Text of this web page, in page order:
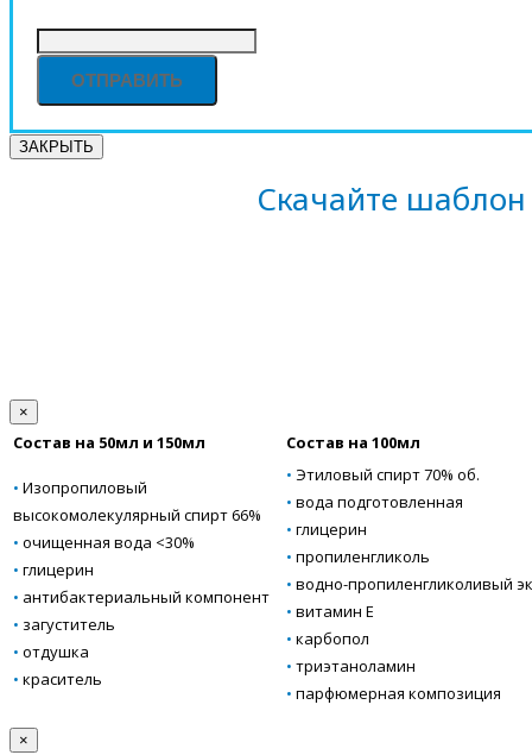
ЗАКРЫТЬ
Скачайте
×
Состав на 50мл и 150мл Состав на 100мл
• Изопропиловый
высокомолекулярный спирт 66%
• очищенная вода <30%
• глицерин
• антибактериальный компонент
• загуститель
• отдушка
• краситель
• Этиловый спирт 70% об.
• вода подготовленная
• глицерин
• пропиленгликоль
• водно-пропиленгликоливый
• витамин Е
• карбопол
• триэтаноламин
• парфюмерная композиция
×